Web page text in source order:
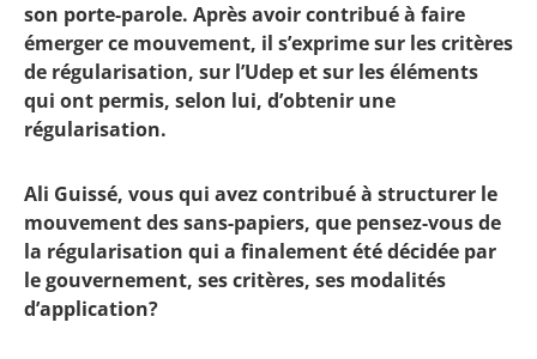
son porte-parole. Après avoir contribué à faire
émerger ce mouvement, il s’exprime sur les critères
de régularisation, sur l’Udep et sur les éléments
qui ont permis, selon lui, d’obtenir une
régularisation.
Ali Guissé, vous qui avez contribué à structurer le
mouvement des sans-papiers, que pensez-vous de
la régularisation qui a finalement été décidée par
le gouvernement, ses critères, ses modalités
d’application?